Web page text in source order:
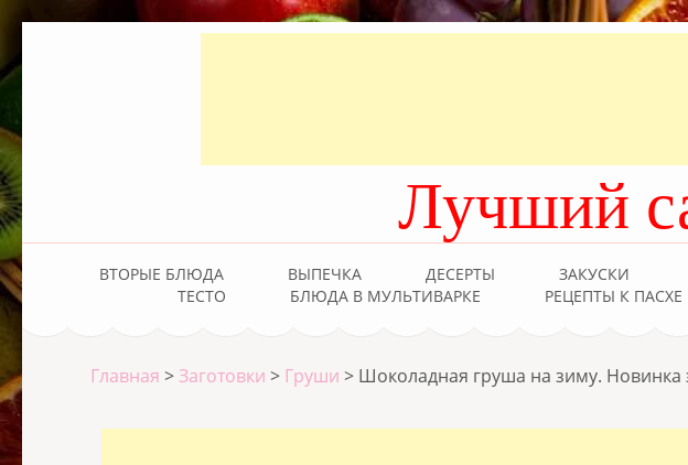
Лучший
ВТОРЫЕ БЛЮДА ВЫПЕЧКА ДЕСЕРТЫ ЗАКУСКИ
ТЕСТО
БЛЮДА В МУЛЬТИВАРКЕ РЕЦЕПТЫ К ПАСХЕ
Главная >Заготовки > Груши > Шоколадная груша на зиму. Новинка